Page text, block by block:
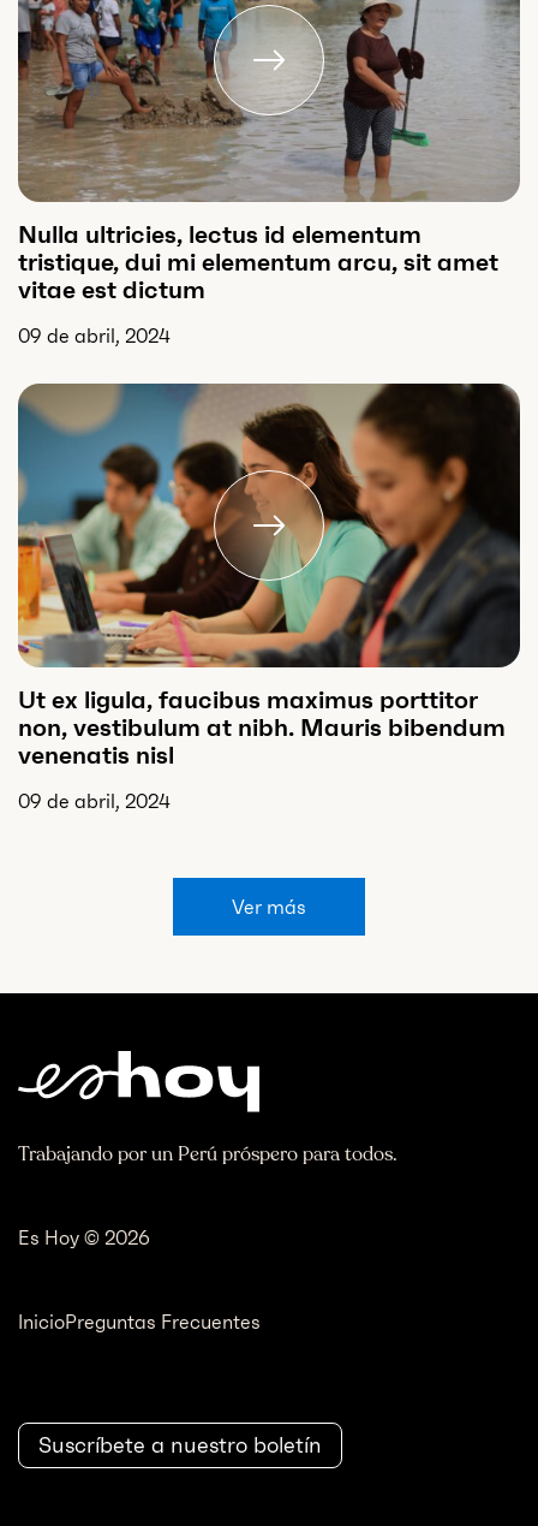
Nulla ultricies, lectus id elementum
tristique, dui mi elementum arcu, sit amet
vitae est dictum
09 de abril, 2024
Ut ex ligula, faucibus maximus porttitor
non, vestibulum at nibh. Mauris bibendum
venenatis nisl
09 de abril, 2024
Ver más
Trabajando por un Perú próspero para todos.
Es Hoy © 2026
InicioPreguntas Frecuentes
Suscríbete a nuestro boletín